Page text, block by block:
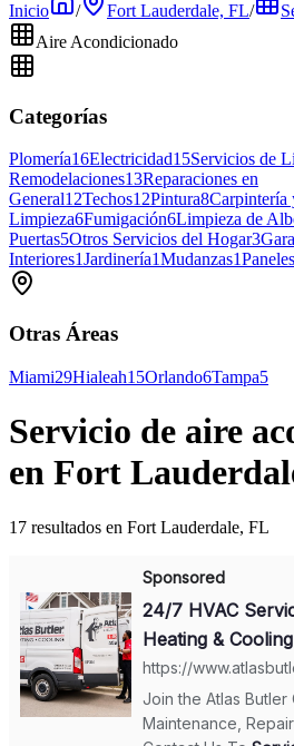
Inicio
/ Fort Lauderdale, FL/
Aire Acondicionado
Categorías
Plomería16Electricidad15Servicios de
Remodelaciones13Reparaciones en
General12Techos12Pintura8Carpintería
Limpieza6Fumigación6Limpieza de
Puertas5Otros Servicios del Hogar3
Interiores1Jardinería1Mudanzas1
Otras Áreas
Miami29Hialeah15Orlando6Tampa5
Servicio de aire
en Fort
17 resultados en Fort Lauderdale, FL